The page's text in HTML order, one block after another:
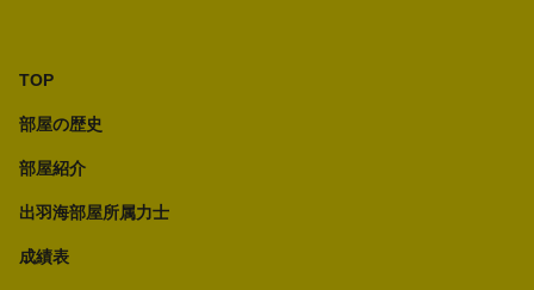
TOP
部屋の歴史
部屋紹介
出羽海部屋所属力士
成績表